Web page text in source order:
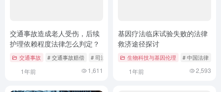
交通事故造成老人受伤，后续
护理依赖程度法律怎么判定？
交通事故 # 交通事故赔偿 # 司法鉴定指引 # 护理依赖等级
1年前 1,611
基因疗法临床试验失败的法律
救济途径探讨
生物科技与基因伦理 # 中国法律
1年前 2,593